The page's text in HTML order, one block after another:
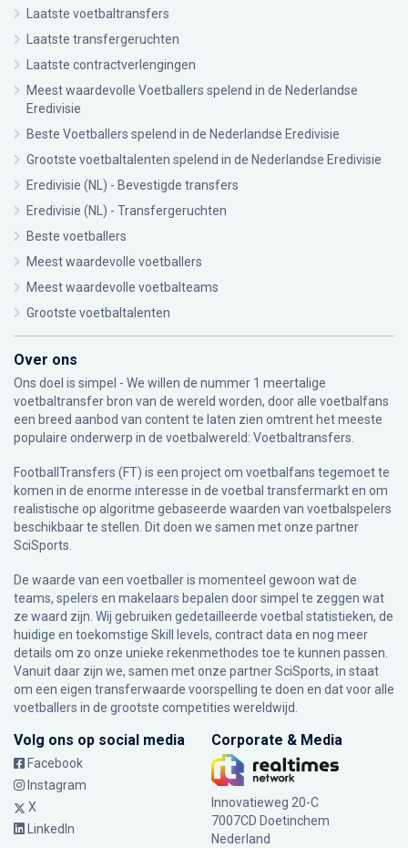
Laatste voetbaltransfers
Laatste transfergeruchten
Laatste contractverlengingen
Meest waardevolle Voetballers spelend in de Nederlandse
Eredivisie
Beste Voetballers spelend in de Nederlandse Eredivisie
Grootste voetbaltalenten spelend in de Nederlandse Eredivisie
Eredivisie (NL) - Bevestigde transfers
Eredivisie (NL) - Transfergeruchten
Beste voetballers
Meest waardevolle voetballers
Meest waardevolle voetbalteams
Grootste voetbaltalenten
Over ons
Ons doel is simpel - We willen de nummer 1 meertalige
voetbaltransfer bron van de wereld worden, door alle voetbalfans
een breed aanbod van content te laten zien omtrent het meeste
populaire onderwerp in de voetbalwereld: Voetbaltransfers.
FootballTransfers (FT) is een project om voetbalfans tegemoet te
komen in de enorme interesse in de voetbal transfermarkt en om
realistische op algoritme gebaseerde waarden van voetbalspelers
beschikbaar te stellen. Dit doen we samen met onze partner
SciSports
De waarde van een voetballer is momenteel gewoon wat de
teams, spelers en makelaars bepalen door simpel te zeggen wat
ze waard zijn. Wij gebruiken gedetailleerde voetbal statistieken, de
huidige en toekomstige Skill levels, contract data en nog meer
details om zo onze unieke rekenmethodes toe te kunnen passen.
Vanuit daar zijn we, samen met onze partner SciSports, in staat
om een eigen transferwaarde voorspelling te doen en dat voor alle
voetballers in de grootste competities wereldwijd.
Volg ons op social media
Facebook
Instagram
X
LinkedIn
Corporate & Media
Innovatieweg 20-C
7007CD Doetinchem
Nederland